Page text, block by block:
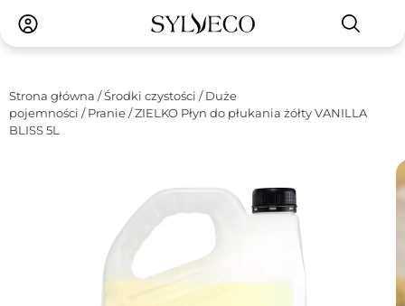
Strona główna /Środki czystości /Duże
pojemności /Pranie/ ZIELKO Płyn do płukania żółty VANILLA
BLISS 5L